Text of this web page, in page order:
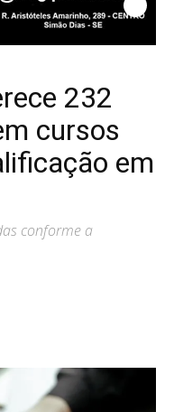
232
cursos
em
conforme a